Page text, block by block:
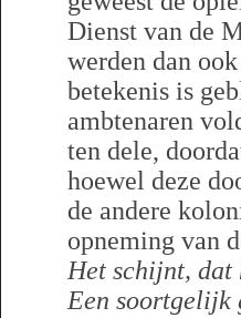
Dienst van de
werden dan
betekenis is
ambtenaren
ten dele,
hoewel deze
de andere
opneming van
Het schijnt,
Een soortgelijk